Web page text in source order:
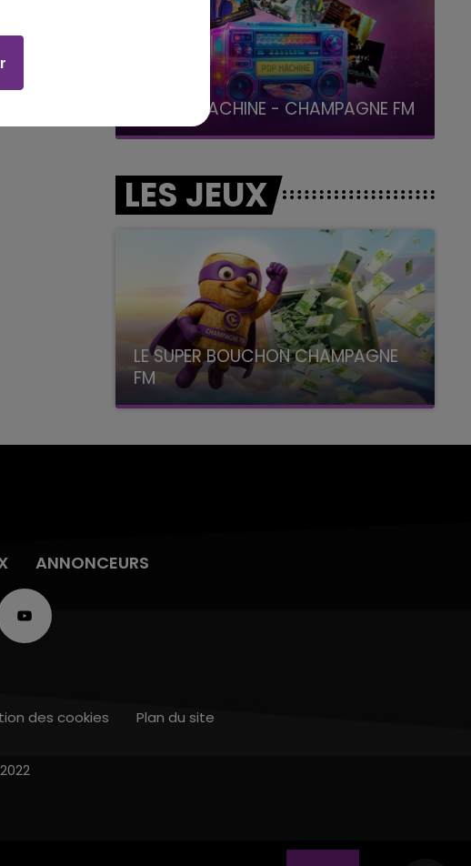
de
LA POP MACHINE - CHAMPAGNE FM
LES JEUX
LE SUPER BOUCHON CHAMPAGNE
FM
avec La Famille Champagne FM, à 8H10
ANNONCEURS
des cookies Plan du site
2022